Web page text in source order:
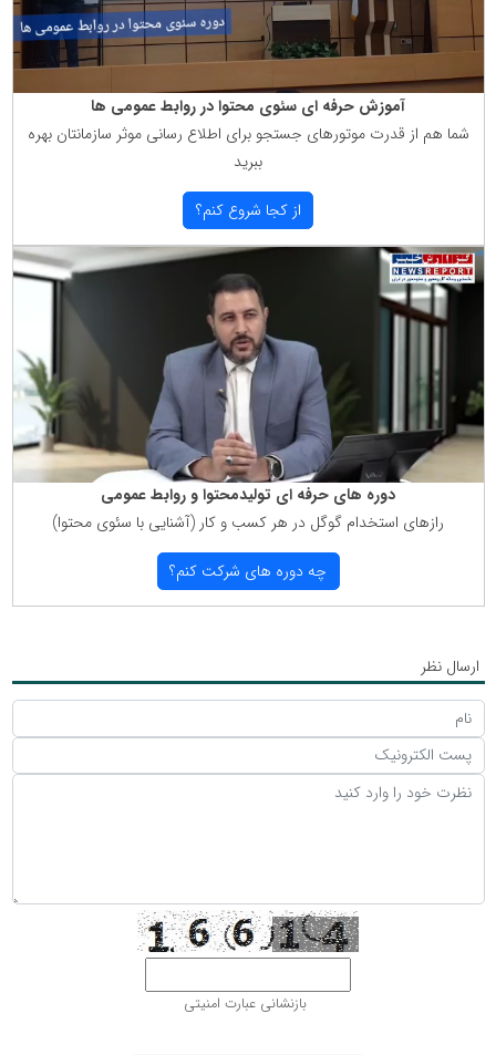
آموزش حرفه ای سئوی محتوا در روابط عمومی ها
شما هم از قدرت موتورهای جستجو برای اطلاع رسانی موثر سازمانتان بهره
ببرید
از كجا شروع كنم؟
دوره های حرفه ای تولیدمحتوا و روابط عمومی
رازهای استخدام گوگل در هر كسب و كار (آشنایی با سئوی محتوا)
چه دوره های شركت كنم؟
ارسال نظر
بازنشانی عبارت امنیتی